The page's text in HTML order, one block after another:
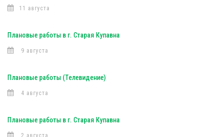
11 августа
Плановые работы в г. Старая Купавна
9 августа
Плановые работы (Телевидение)
4 августа
Плановые работы в г. Старая Купавна
2 августа